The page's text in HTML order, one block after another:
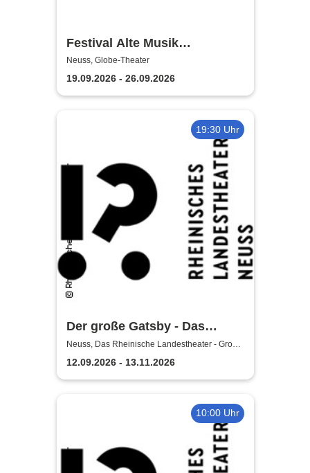
Festival Alte Musik
Knechtsteden
Neuss, Globe-Theater
19.09.2026 - 26.09.2026
19:30 Uhr
Der große Gatsby - Das
Rheinische Landestheater
Neuss
Neuss, Das Rheinische Landestheater - Große
Bühne
12.09.2026 - 13.11.2026
10:00 Uhr